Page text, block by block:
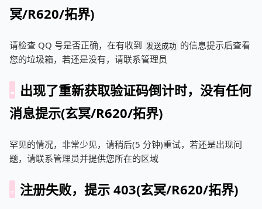
冥/R620/拓界)
请检查 QQ 号是否正确，在有收到 发送成功 的信息提示后查看
您的垃圾箱，若还是没有，请联系管理员
出现了重新获取验证码倒计时，没有任何
消息提示(玄冥/R620/拓界)
罕见的情况，非常少见，请稍后(5 分钟)重试，若还是出现问
题，请联系管理员并提供您所在的区域
注册失败，提示 403(玄冥/R620/拓界)